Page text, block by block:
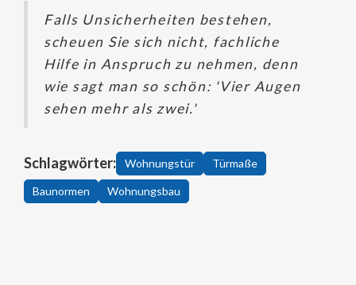
Falls Unsicherheiten bestehen,
scheuen Sie sich nicht, fachliche
Hilfe in Anspruch zu nehmen, denn
wie sagt man so schön: 'Vier Augen
sehen mehr als zwei.'
Schlagwörter: Wohnungstür Türmaße
Baunormen Wohnungsbau